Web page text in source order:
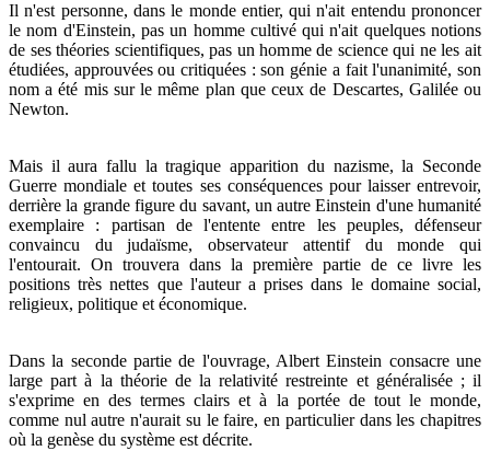
Il n'est personne, dans le monde entier, qui n'ait entendu prononcer
le nom d'Einstein, pas un homme cultivé qui n'ait quelques notions
de ses théories scientifiques, pas un homme de science qui ne les ait
étudiées, approuvées ou critiquées : son génie a fait l'unanimité, son
nom a été mis sur le même plan que ceux de Descartes, Galilée ou
Newton.
Mais il aura fallu la tragique apparition du nazisme, la Seconde
Guerre mondiale et toutes ses conséquences pour laisser entrevoir,
derrière la grande figure du savant, un autre Einstein d'une humanité
exemplaire : partisan de l'entente entre les peuples, défenseur
convaincu du judaïsme, observateur attentif du monde qui
l'entourait. On trouvera dans la première partie de ce livre les
positions très nettes que l'auteur a prises dans le domaine social,
religieux, politique et économique.
Dans la seconde partie de l'ouvrage, Albert Einstein consacre une
large part à la théorie de la relativité restreinte et généralisée ; il
s'exprime en des termes clairs et à la portée de tout le monde,
comme nul autre n'aurait su le faire, en particulier dans les chapitres
où la genèse du système est décrite.